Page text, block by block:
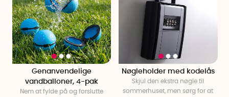
Genanvendelige
vandballoner, 4-pak
Nem at fylde på og forslutte
Nøgleholder med kodelås
Skjul den ekstra nøgle til
sommerhuset, men sørg for at